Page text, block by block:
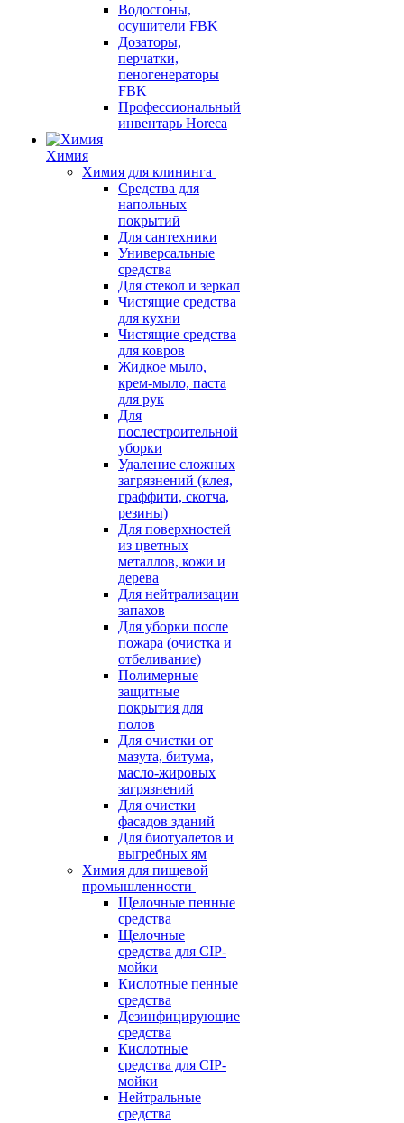
Водосгоны,
осушители FBK
Дозаторы,
перчатки,
пеногенераторы
FBK
Профессиональный
инвентарь Horeca
Химия
Химия для клининга
Средства для
напольных
покрытий
Для сантехники
Универсальные
средства
Для стекол и зеркал
Чистящие средства
для кухни
Чистящие средства
для ковров
Жидкое мыло,
крем-мыло, паста
для рук
Для
послестроительной
уборки
Удаление сложных
загрязнений (клея,
граффити, скотча,
резины)
Для поверхностей
из цветных
металлов, кожи и
дерева
Для нейтрализации
запахов
Для уборки после
пожара (очистка и
отбеливание)
Полимерные
защитные
покрытия для
полов
Для очистки от
мазута, битума,
масло-жировых
загрязнений
Для очистки
фасадов зданий
Для биотуалетов и
выгребных ям
Химия для пищевой
промышленности
Щелочные пенные
средства
Щелочные
средства для CIP-
мойки
Кислотные пенные
средства
Дезинфицирующие
средства
Кислотные
средства для CIP-
мойки
Нейтральные
средства